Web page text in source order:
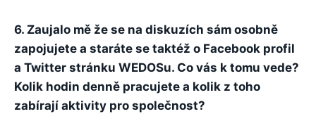
6. Zaujalo mě že se na diskuzích sám osobně
zapojujete a staráte se taktéž o Facebook profil
a Twitter stránku WEDOSu. Co vás k tomu vede?
Kolik hodin denně pracujete a kolik z toho
zabírají aktivity pro společnost?